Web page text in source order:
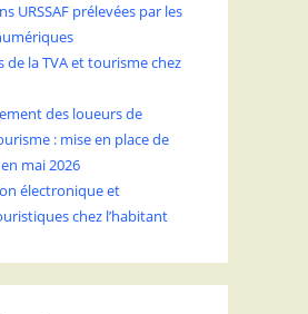
URSSAF prélevées par les
de la TVA et tourisme chez
des loueurs de
: mise en place de
mai 2026
électronique et
chez l’habitant